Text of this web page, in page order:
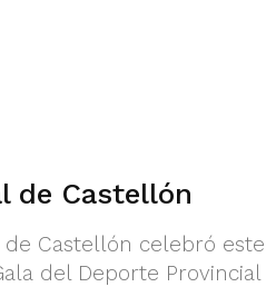
de Castellón
de Castellón celebró este
del Deporte Provincial